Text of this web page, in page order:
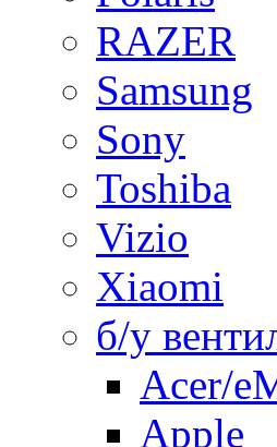
RAZER
Samsung
Sony
Toshiba
Vizio
Xiaomi
б/у
Acer/
Apple